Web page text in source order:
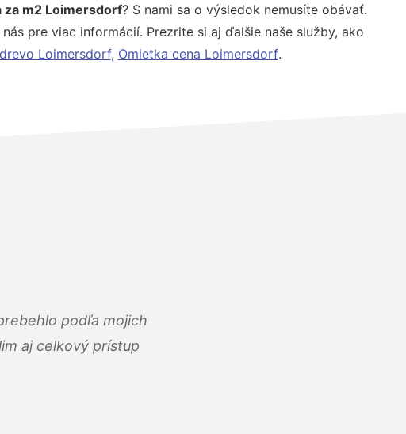
m2 Loimersdorf? S nami sa o výsledok nemusíte obávať.
pre viac informácií. Prezrite si aj ďalšie naše služby, ako
Loimersdorf, Omietka cena Loimersdorf.
podľa mojich
aj celkový prístup